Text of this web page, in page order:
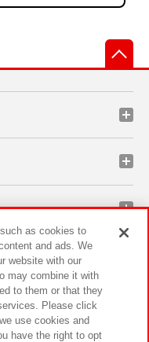
サイトポリシー
as cookies to
and ads. We
website with our
may combine it with
to them or that they
Please click
use cookies and
have the right to opt